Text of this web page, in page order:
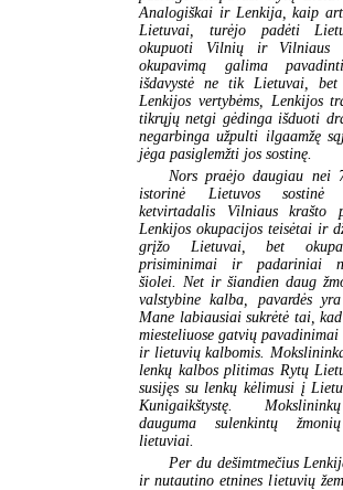
Analogiškai ir Lenkija, kaip
Lietuvai, turėjo padėti
okupuoti Vilnių ir Vilniaus
okupavimą galima
išdavystė ne tik Lietuvai, bet
Lenkijos vertybėms, Lenkijos
tikrųjų netgi gėdinga išduoti
negarbinga užpulti ilgaamžę
jėga pasiglemžti jos sostinę.
Nors praėjo daugiau nei
istorinė Lietuvos
ketvirtadalis Vilniaus krašto
Lenkijos okupacijos teisėtai ir
grįžo Lietuvai, bet
prisiminimai ir padariniai
šiolei. Net ir šiandien daug
valstybine kalba, pavardės
Mane labiausiai sukrėtė tai,
miesteliuose gatvių pavadinimai
ir lietuvių kalbomis.
lenkų kalbos plitimas Rytų
susijęs su lenkų kėlimusi į
Kunigaikštystę.
dauguma sulenkintų
lietuviai.
Per du dešimtmečius
ir nutautino etnines lietuvių